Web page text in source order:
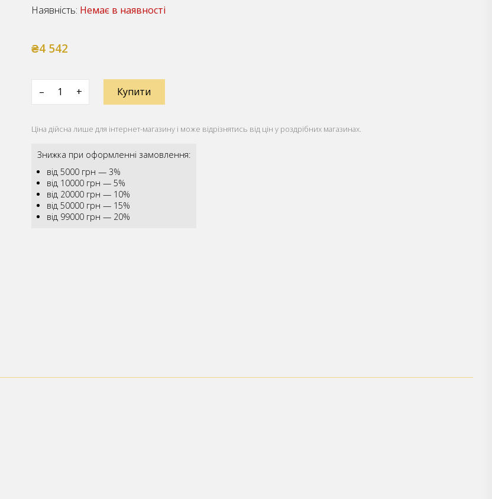
Наявність: Немає в наявності
₴4 542
– + Купити
Ціна дійсна лише для інтернет-магазину і може відрізнятись від цін у роздрібних магазинах.
Знижка при оформленні замовлення:
від 5000 грн — 3%
від 10000 грн — 5%
від 20000 грн — 10%
від 50000 грн — 15%
від 99000 грн — 20%